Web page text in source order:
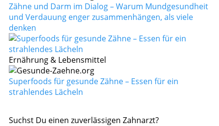
Zähne und Darm im Dialog – Warum Mundgesundheit
und Verdauung enger zusammenhängen, als viele
denken
Ernährung & Lebensmittel
Superfoods für gesunde Zähne – Essen für ein
strahlendes Lächeln
Suchst Du einen zuverlässigen Zahnarzt?